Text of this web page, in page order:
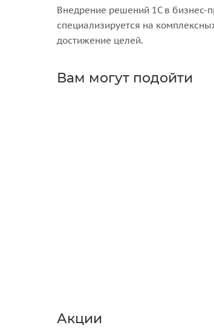
Внедрение решений 1С в бизнес-
специализируется на
достижение целей.
Вам могут подойти
Акции